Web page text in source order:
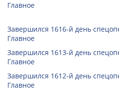
Главное
Завершился 1616-й день
Главное
Завершился 1613-й день
Главное
Завершился 1612-й день
Главное